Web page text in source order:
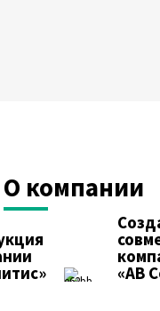
О компании
«АВ